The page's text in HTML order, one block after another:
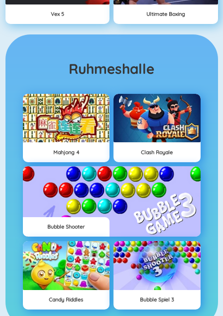
Vex 5 Ultimate Boxing
Ruhmeshalle
Mahjong 4 Clash Royale
Bubble Shooter
Candy Riddles Bubble Spiel 3